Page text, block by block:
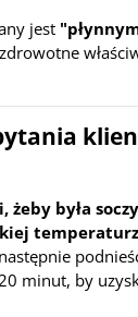
jest
żeby była
minut, by